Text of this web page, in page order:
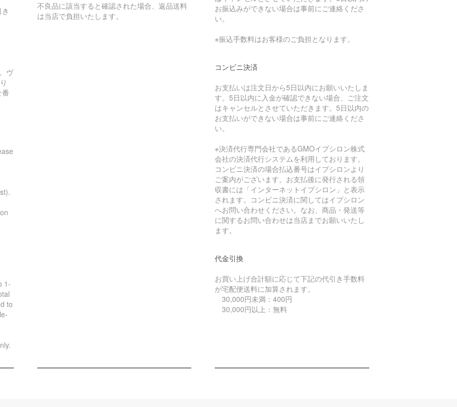
ヴ
1-
to
不良品に該当すると確認された場合、返品送料
は当店で負担いたします。
お振込みができない場合は事前にご連絡くださ
い。
※振込手数料はお客様のご負担となります。
コンビニ決済
お支払いは注文日から5日以内にお願いいたしま
す。5日以内に入金が確認できない場合、ご注文
はキャンセルとさせていただきます。5日以内の
お支払いができない場合は事前にご連絡くださ
い。
※決済代行専門会社であるGMOイプシロン株式
会社の決済代行システムを利用しております。
コンビニ決済の場合払込番号はイプシロンより
ご案内がございます。お支払後に発行される領
収書には「インターネットイプシロン」と表示
されます。コンビニ決済に関してはイプシロン
へお問い合わせください。なお、商品・発送等
に関するお問い合わせは当店までお願いいたし
ます。
代金引換
お買い上げ合計額に応じて下記の代引き手数料
が宅配便送料に加算されます。
30,000円未満：400円
30,000円以上：無料